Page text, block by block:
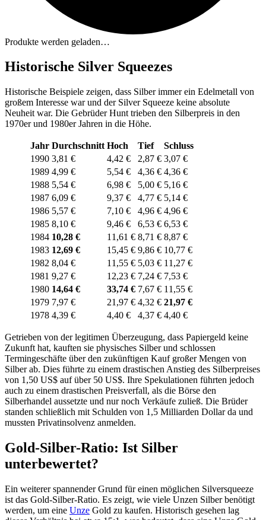
Produkte werden geladen…
Historische Silver Squeezes
Historische Beispiele zeigen, dass Silber immer ein Edelmetall von
großem Interesse war und der Silver Squeeze keine absolute
Neuheit war. Die Gebrüder Hunt trieben den Silberpreis in den
1970er und 1980er Jahren in die Höhe.
Jahr Durchschnitt Hoch Tief
Schluss
1990 3,81 € 4,42 € 2,87 € 3,07 €
1989 4,99 € 5,54 € 4,36 € 4,36 €
1988 5,54 € 6,98 € 5,00 € 5,16 €
1987 6,09 € 9,37 € 4,77 € 5,14 €
1986 5,57 € 7,10 € 4,96 € 4,96 €
1985 8,10 € 9,46 € 6,53 € 6,53 €
1984 10,28 € 11,61 € 8,71 € 8,87 €
1983 12,69 € 15,45 € 9,86 € 10,77 €
1982 8,04 € 11,55 € 5,03 € 11,27 €
1981 9,27 € 12,23 € 7,24 € 7,53 €
1980 14,64 € 33,74 € 7,67 € 11,55 €
1979 7,97 € 21,97 € 4,32 € 21,97 €
1978 4,39 € 4,40 € 4,37 € 4,40 €
Getrieben von der legitimen Überzeugung, dass Papiergeld keine
Zukunft hat, kauften sie physisches Silber und schlossen
Termingeschäfte über den zukünftigen Kauf großer Mengen von
Silber ab. Dies führte zu einem drastischen Anstieg des Silberpreises
von 1,50 US$ auf über 50 US$. Ihre Spekulationen führten jedoch
auch zu einem drastischen Preisverfall, als die Börse den
Silberhandel aussetzte und nur noch Verkäufe zuließ. Die Brüder
standen schließlich mit Schulden von 1,5 Milliarden Dollar da und
mussten Privatinsolvenz anmelden.
Gold-Silber-Ratio: Ist Silber
unterbewertet?
Ein weiterer spannender Grund für einen möglichen Silversqueeze
ist das Gold-Silber-Ratio. Es zeigt, wie viele Unzen Silber benötigt
werden, um eine Unze Gold zu kaufen. Historisch gesehen lag